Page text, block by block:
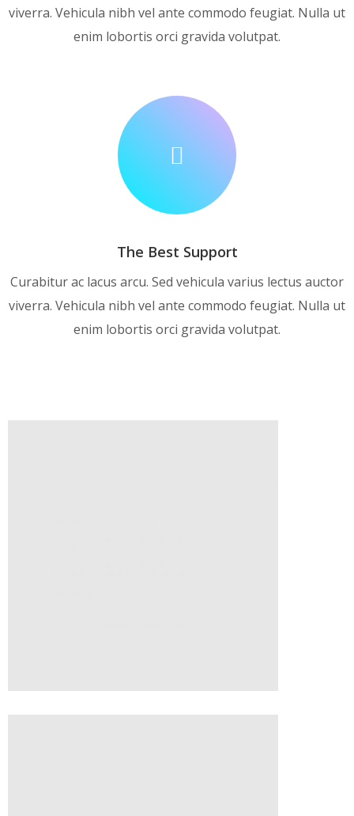
viverra. Vehicula nibh vel ante commodo feugiat. Nulla ut
enim lobortis orci gravida volutpat.
The Best Support
Curabitur ac lacus arcu. Sed vehicula varius lectus auctor
viverra. Vehicula nibh vel ante commodo feugiat. Nulla ut
enim lobortis orci gravida volutpat.